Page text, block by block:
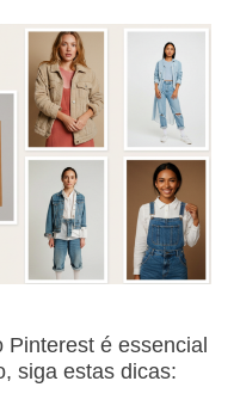
Pinterest é essencial
siga estas dicas: